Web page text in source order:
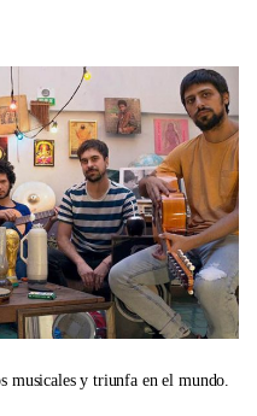
musicales y triunfa en el mundo.